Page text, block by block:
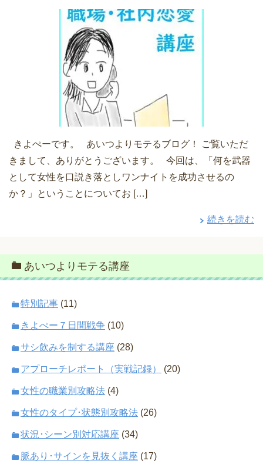
きよぺーです。 あいつよりモテるブログ！ ご覧いただ
きまして、ありがとうございます。 今回は、「何を武器
として女性を口説き落としワンナイトを成功させるの
か？」ということについてお […]
続きを読む
あいつよりモテる講座
特別記事 (11)
きよぺー７日間戦争 (10)
サシ飲みを制する講座 (28)
アプローチレポート（実戦記録） (20)
女性の職業別攻略法 (4)
女性のタイプ･状態別攻略法 (26)
状況･シーン別対応講座 (34)
脈あり･サインを見抜く講座 (17)